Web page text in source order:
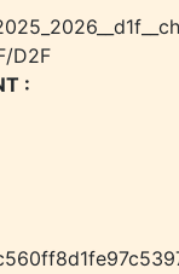
D2F
: